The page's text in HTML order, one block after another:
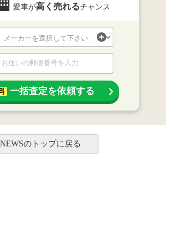
愛車が高く売れるチャンス
一括査定を依頼する
NEWSのトップに戻る